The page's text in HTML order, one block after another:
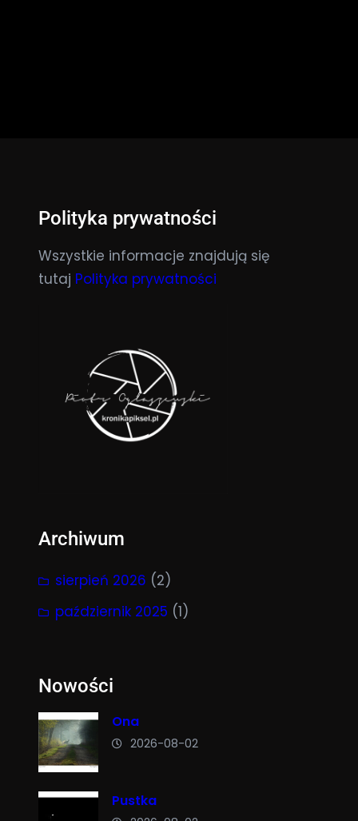
Polityka prywatności
Wszystkie informacje znajdują się
tutaj Polityka prywatności
Archiwum
sierpień 2026 (2)
październik 2025 (1)
Nowości
Ona
2026-08-02
Pustka